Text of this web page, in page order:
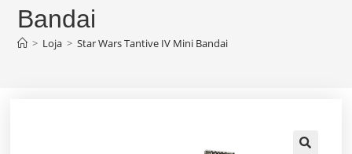
Bandai
> Loja > Star Wars Tantive IV Mini Bandai